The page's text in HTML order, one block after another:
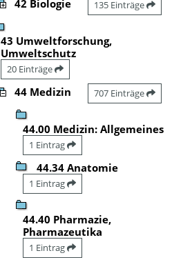
42 Biologie 135 Einträge
43 Umweltforschung,
Umweltschutz
20 Einträge
44 Medizin 707 Einträge
44.00 Medizin: Allgemeines
1 Eintrag
44.34 Anatomie
1 Eintrag
44.40 Pharmazie,
Pharmazeutika
1 Eintrag